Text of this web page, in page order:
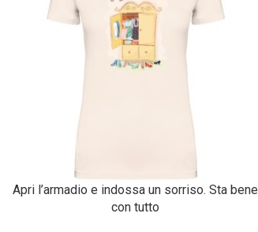
Apri l’armadio e indossa un sorriso. Sta bene
con tutto